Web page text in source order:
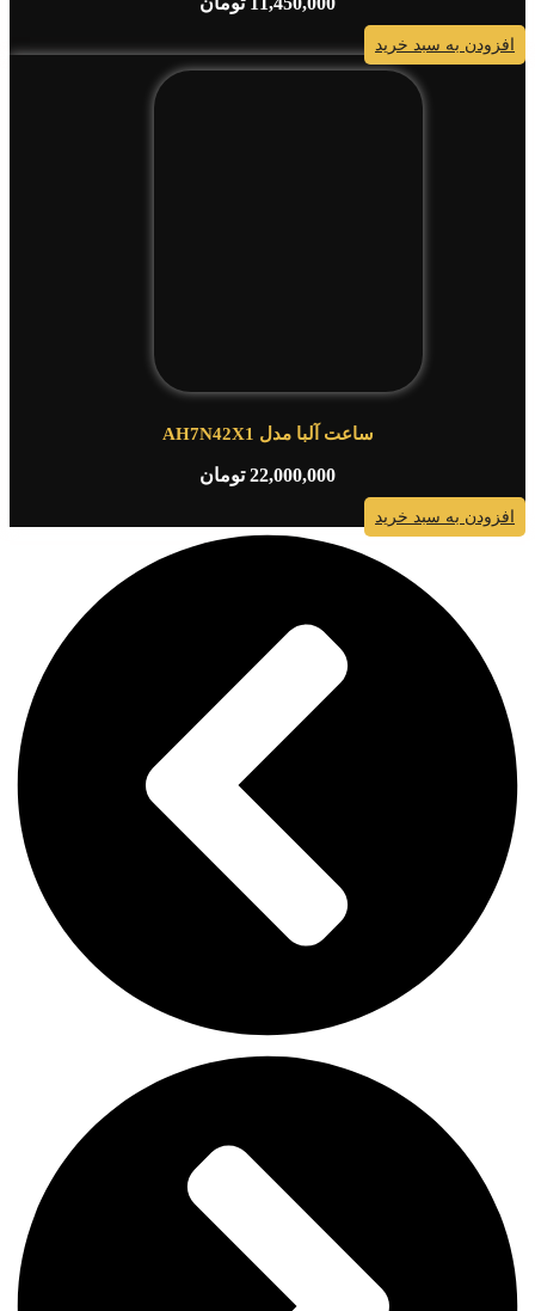
افزودن به سبد خرید
ساعت آلبا مدل AH7N42X1
22,000,000 تومان
افزودن به سبد خرید